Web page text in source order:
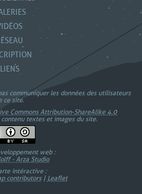
LIENS
communiquer les données des utilisateurs
ce site.
Commons Attribution-ShareAlike 4.0
textes et images du site.
web :
- Arza Studio
intéractive :
contributors| Leaflet